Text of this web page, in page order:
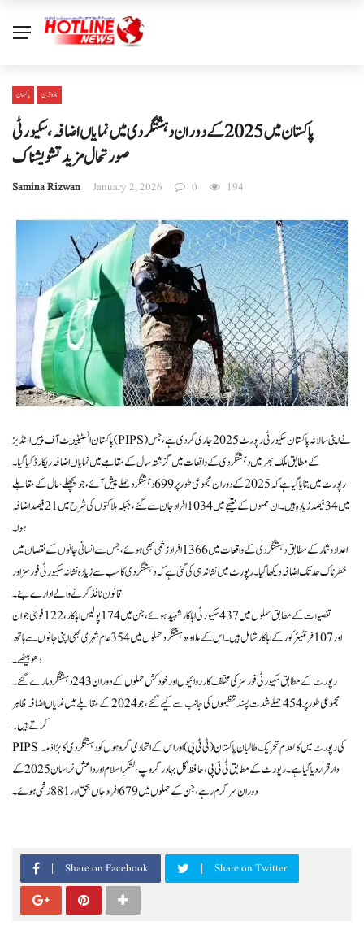
پاکستان تازہ ترین
پاکستان میں 2025 کے دوران دہشتگردی میں نمایاں اضافہ، سکیورٹی
صورتحال مزید تشویشناک
Samina Rizwan January 2, 2026 0 194
پاکستان انسٹیٹیویٹ آف پیس اسٹڈیز (PIPS) نے اپنی سالانہ پاکستان سکیورٹی رپورٹ 2025 جاری کر دی ہے، جس
کے مطابق ملک بھر میں دہشتگردی کے واقعات میں گزشتہ سال کے مقابلے میں نمایاں اضافہ ریکارڈ کیا گیا۔
رپورٹ میں بتایا گیا ہے کہ 2025 کے دوران مجموعی طور پر 699 دہشتگرد حملے پیش آئے، جو پچھلے سال کے مقابلے
میں 34 فیصد زیادہ ہیں۔ ان حملوں کے نتیجے میں 1034 افراد جان سے گئے، جبکہ ہلاکتوں کی شرح میں 21 فیصد اضافہ
ہوا۔
اعداد و شمار کے مطابق دہشتگردی کے واقعات میں 1366 افراد زخمی بھی ہوئے، جس سے انسانی جانوں کے نقصان میں
خطرناک حد تک اضافہ دیکھا گیا۔ رپورٹ میں نشاندہی کی گئی ہے کہ دہشتگردی کا سب سے زیادہ نشانہ سکیورٹی فورسز اور
قانون نافذ کرنے والے ادارے بنے۔
تفصیلات کے مطابق حملوں میں 437 سکیورٹی اہلکار شہید ہوئے، جن میں 174 پولیس اہلکار، 122 فوجی جوان
اور 107 فرنٹیئر کور کے اہلکار شامل ہیں۔ اس کے علاوہ دہشتگرد حملوں میں 354 عام شہری بھی اپنی جانوں سے ہاتھ
دھو بیٹھے۔
رپورٹ کے مطابق سکیورٹی فورسز کی مختلف کارروائیوں اور خودکش حملوں کے دوران 243 دہشتگرد مارے گئے۔
مجموعی طور پر 454 حملے شدت پسند تنظیموں کی جانب سے کیے گئے، جو 2024 کے مقابلے میں نمایاں اضافہ ظاہر
کرتے ہیں۔
PIPS کی رپورٹ میں کالعدم تحریک طالبان پاکستان (ٹی ٹی پی) اور اس کے اتحادی گروہوں کو دہشتگردی کا بڑا ذمہ
دار قرار دیا گیا ہے۔ رپورٹ کے مطابق ٹی ٹی پی، حافظ گل بہادر گروپ، لشکرِ اسلام اور داعش خراسان 2025 کے
دوران سرگرم رہے، جن کے حملوں میں 679 افراد جاں بحق اور 881 زخمی ہوئے۔
Share on Facebook Share on Twitter